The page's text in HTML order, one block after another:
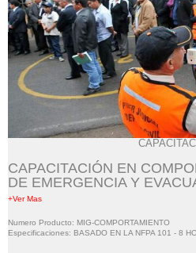
CAPACITACIÓN EN
DE EMERGENCIA Y
+Ver Mas
Numero Producto: MIG-COMPORTAMIENTO
Especificaciones: BASADO EN LA NFPA 101 - 8